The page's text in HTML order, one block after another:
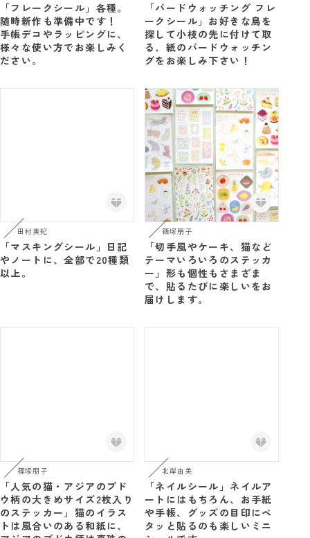
「フレークシール」各種。
随時新作も準備中です！
手帳デコやラッピングに、
様々な使い方でお楽しみく
ださい。
「バードウォッチング フレ
ークシール」お好きな鳥を
探して小枝の先に付けて取
る、紙のバードウォッチン
グをお楽しみ下さい！
田村美紀
「マスキングシール」日記
やノートに、全部で20種類
以上。
篠塚朋子
「切手風やケーキ、猫など
テーマいろいろのステッカ
ー」形も個性もさまざま
で、貼るたびに楽しいをお
届けします。
篠塚朋子
「人気の猫・アジアのブド
ウ柄の大きめサイズ2枚入り
のステッカー」猫のイラス
トは風合いのある和紙に、
北岸由美
「ネイルシール」ネイルア
ートにはもちろん、お手紙
や手帳、グッズの目印にペ
タッと貼るのも楽しいミニ
シールです。